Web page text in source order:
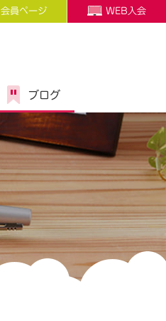
会員ページ WEB入会
ブログ